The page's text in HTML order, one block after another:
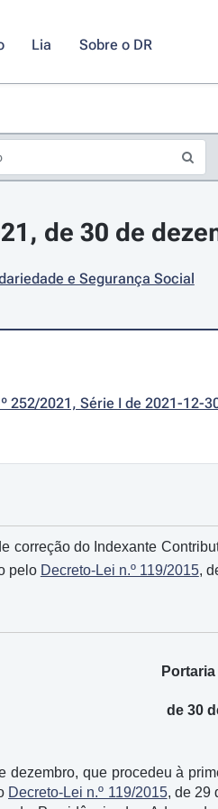
Lia Sobre o DR
de 30 de
e Segurança Social
252/2021, Série I de 2021-12-
correção do Indexante
pelo Decreto-Lei n.º 119/2015,
Portaria
de 30
dezembro, que procedeu à
Decreto-Lei n.º 119/2015, de 29